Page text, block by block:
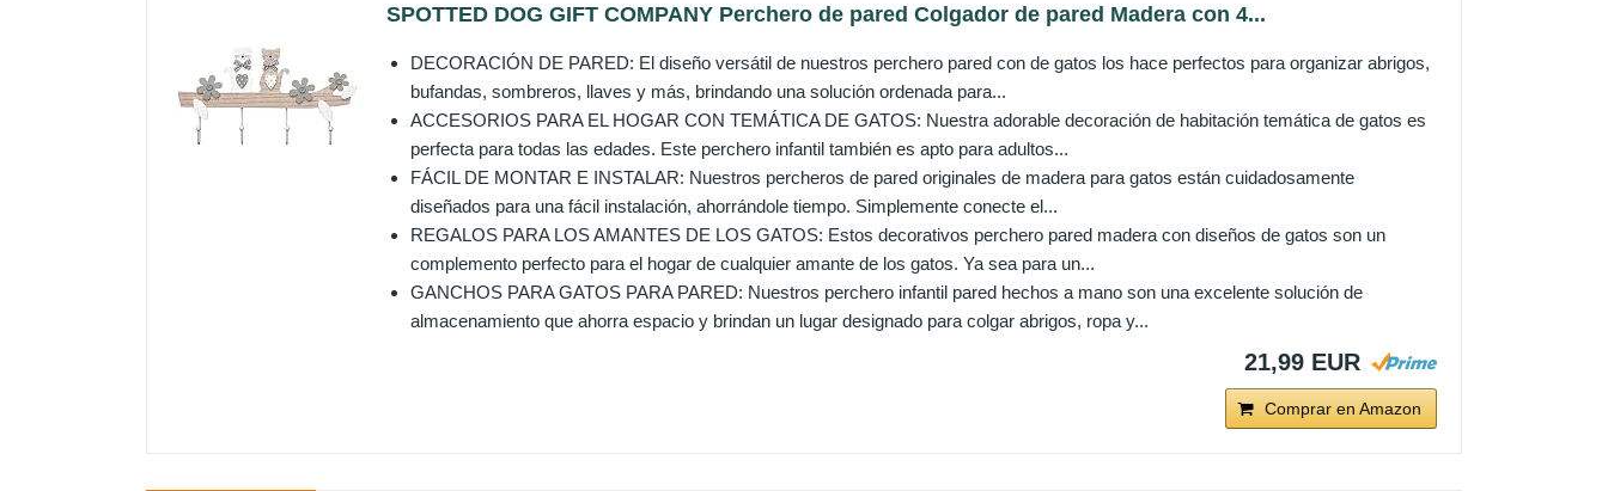
SPOTTED DOG GIFT COMPANY Perchero de pared Colgador de pared Madera con 4...
DECORACIÓN DE PARED: El diseño versátil de nuestros perchero pared con de gatos los hace perfectos para organizar abrigos,
bufandas, sombreros, llaves y más, brindando una solución ordenada para...
ACCESORIOS PARA EL HOGAR CON TEMÁTICA DE GATOS: Nuestra adorable decoración de habitación temática de gatos es
perfecta para todas las edades. Este perchero infantil también es apto para adultos...
FÁCIL DE MONTAR E INSTALAR: Nuestros percheros de pared originales de madera para gatos están cuidadosamente
diseñados para una fácil instalación, ahorrándole tiempo. Simplemente conecte el...
REGALOS PARA LOS AMANTES DE LOS GATOS: Estos decorativos perchero pared madera con diseños de gatos son un
complemento perfecto para el hogar de cualquier amante de los gatos. Ya sea para un...
GANCHOS PARA GATOS PARA PARED: Nuestros perchero infantil pared hechos a mano son una excelente solución de
almacenamiento que ahorra espacio y brindan un lugar designado para colgar abrigos, ropa y...
21,99 EUR
Comprar en Amazon